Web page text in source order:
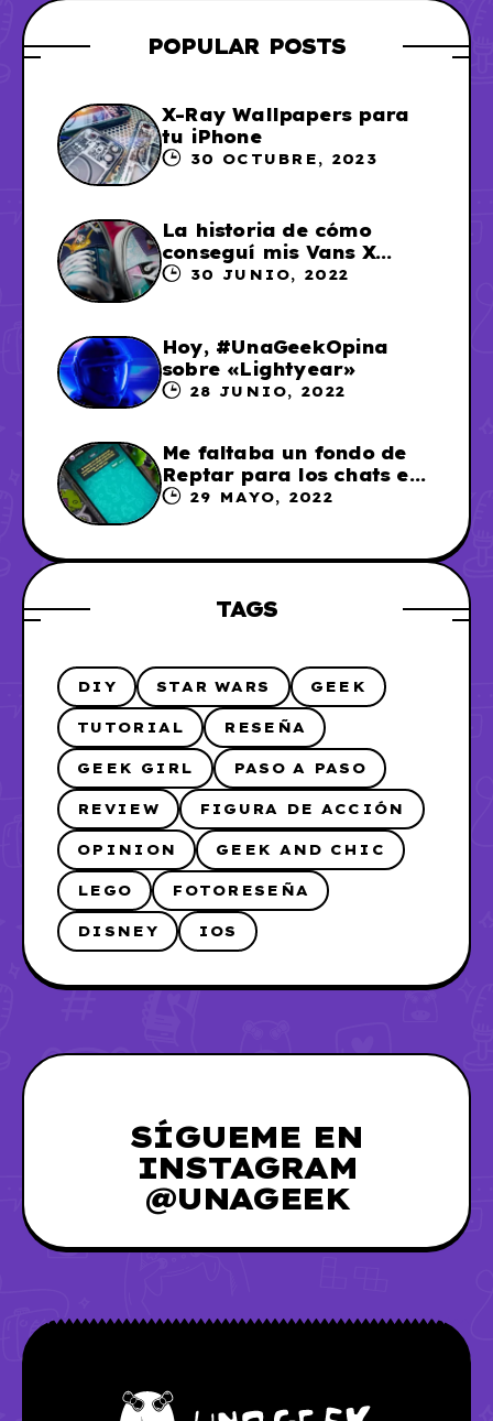
POPULAR POSTS
X-Ray Wallpapers para
tu iPhone
30 OCTUBRE, 2023
La historia de cómo
conseguí mis Vans X
Sailor Moon
30 JUNIO, 2022
Hoy, #UnaGeekOpina
sobre «Lightyear»
28 JUNIO, 2022
Me faltaba un fondo de
Reptar para los chats en
WhatsApp, así que me lo
29 MAYO, 2022
TAGS
DIY STAR WARS GEEK
TUTORIAL RESEÑA
GEEK GIRL PASO A PASO
REVIEW FIGURA DE ACCIÓN
OPINION GEEK AND CHIC
LEGO FOTORESEÑA
DISNEY IOS
SÍGUEME EN
INSTAGRAM
@UNAGEEK